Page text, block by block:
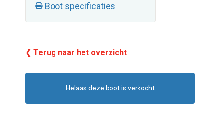
Boot specificaties
❮ Terug naar het overzicht
Helaas deze boot is verkocht